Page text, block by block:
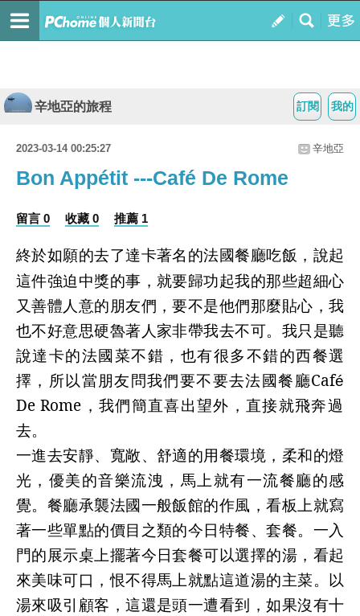
我的
訂閱
辛地亞的旅程
2023-03-14 00:25:27 辛地亞
Bon Appétit ---Café De Rome
留言 0 收藏 0 推薦 1
終於如願的去了達卡著名的法國餐廳吃飯，說起
這件強迫中獎的事，就要歸功起我的那些超細心
又善體人意的朋友們，要不是他們那麼貼心，我
也不好意思硬魯著人家非帶我去不可。我只是聽
說達卡的法國菜不錯，也有很多不錯的西餐選
擇，所以當朋友問我們要不要去法國餐廳Café
De Rome ，我們簡直喜出望外，直接就飛奔過
去。
一進去安靜、寬敞、舒適的用餐環境，柔和的燈
光，優美的音樂流洩，馬上就有一流餐廳的感
覺。餐廳承襲法國一般飯館的作風，看板上就寫
著一些單點的價目之類的今日特餐、套餐。一入
門的展示桌上擺著今日套餐可以選擇的湯，看起
來美味可口，恨不得馬上就點這道湯的主菜。以
湯來吸引顧客，這還是頭一遭看到，如果沒有十